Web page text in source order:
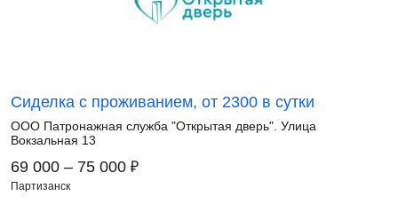
Сиделка с проживанием, от 2300 в сутки
ООО Патронажная служба "Открытая дверь". Улица
Вокзальная 13
69 000 – 75 000 ₽
Партизанск